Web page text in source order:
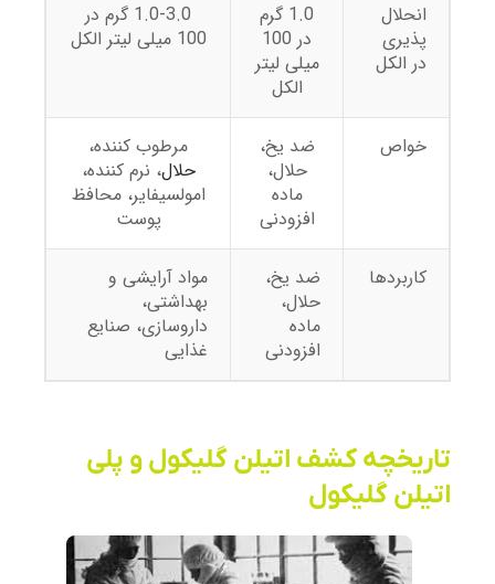
انحلال
پذیری
در الکل
1.0 گرم
در 100
میلی لیتر
الکل
1.0-3.0 گرم در
100 میلی لیتر الکل
خواص
ضد یخ،
حلال،
ماده
افزودنی
مرطوب کننده،
حلال، نرم کننده،
امولسیفایر، محافظ
پوست
کاربردها
ضد یخ،
حلال،
ماده
افزودنی
مواد آرایشی و
بهداشتی،
داروسازی، صنایع
غذایی
تاریخچه کشف اتیلن گلیکول و پلی
اتیلن گلیکول